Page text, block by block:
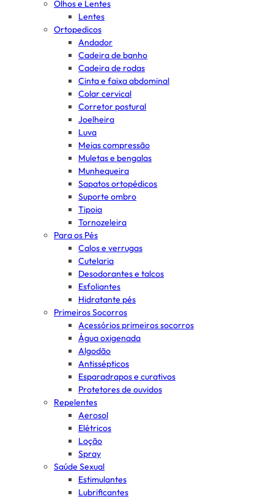
Olhos e Lentes
Lentes
Ortopedicos
Andador
Cadeira de banho
Cadeira de rodas
Cinta e faixa abdominal
Colar cervical
Corretor postural
Joelheira
Luva
Meias compressão
Muletas e bengalas
Munhequeira
Sapatos ortopédicos
Suporte ombro
Tipoia
Tornozeleira
Para os Pés
Calos e verrugas
Cutelaria
Desodorantes e talcos
Esfoliantes
Hidratante pés
Primeiros Socorros
Acessórios primeiros socorros
Água oxigenada
Algodão
Antissépticos
Esparadrapos e curativos
Protetores de ouvidos
Repelentes
Aerosol
Elétricos
Loção
Spray
Saúde Sexual
Estimulantes
Lubrificantes